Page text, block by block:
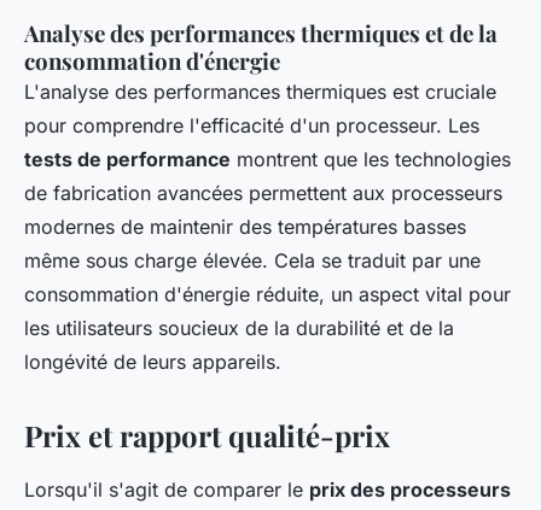
Analyse des performances thermiques et de la
consommation d'énergie
L'analyse des performances thermiques est cruciale
pour comprendre l'efficacité d'un processeur. Les
tests de performance montrent que les technologies
de fabrication avancées permettent aux processeurs
modernes de maintenir des températures basses
même sous charge élevée. Cela se traduit par une
consommation d'énergie réduite, un aspect vital pour
les utilisateurs soucieux de la durabilité et de la
longévité de leurs appareils.
Prix et rapport qualité-prix
Lorsqu'il s'agit de comparer le prix des processeurs